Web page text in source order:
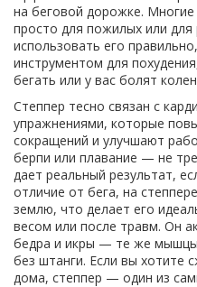
на беговой дорожке.
просто для пожилых или для
использовать его
инструментом для
бегать или у вас болят
Степпер тесно связан с
упражнениями, которые
сокращений и улучшают
берпи или плавание — не
дает реальный результат,
отличие от бега, на
землю, что делает его
весом или после травм. Он
бедра и икры — те же
без штанги. Если вы хотите
дома, степпер — один из